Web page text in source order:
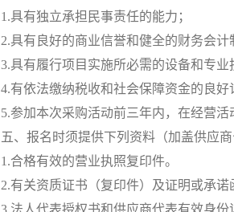
1.具有独立承担民事责任的能力；
2.具有良好的商业信誉和健全的财务会计
3.具有履行项目实施所必需的设备和专业
4.有依法缴纳税收和社会保障资金的良好
5.参加本次采购活动前三年内，在经营
五、报名时须提供下列资料（加盖供应
1.合格有效的营业执照复印件。
2.有关资质证书（复印件）及证明或承诺
3.法人代表授权书和供应商代表有效身份